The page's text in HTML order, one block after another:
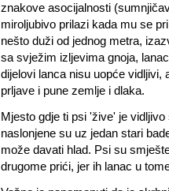
znakove asocijalnosti
miroljubivo prilazi kada mu se
nešto duži od jednog metra,
sa svježim izljevima gnoja,
dijelovi lanca nisu uopće vidljivi,
prljave i pune zemlje i dlaka.
Mjesto gdje ti psi 'žive' je
naslonjene su uz jedan stari
može davati hlad. Psi su
drugome prići, jer ih lanac u